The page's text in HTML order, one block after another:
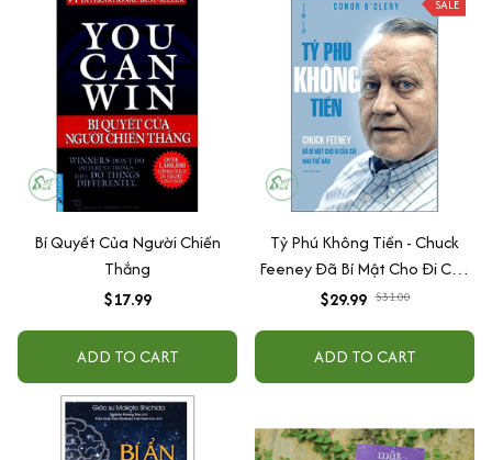
Bí Quyết Của Người Chiến
Thắng
$17.99
ADD TO CART
SALE
Tỷ Phú Không Tiền - Chuck
Feeney Đã Bí Mật Cho Đi Của
Cải Như Thế Nào
$29.99 $31.00
ADD TO CART